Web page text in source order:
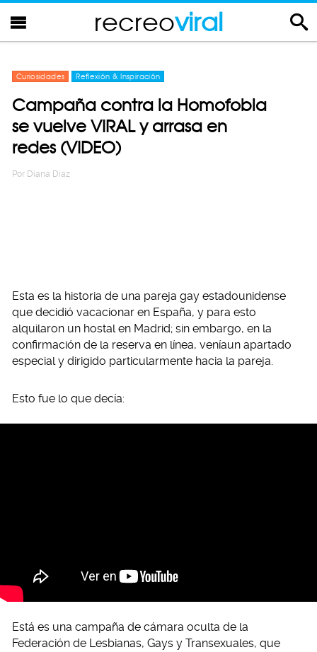
recreoviral
Curiosidades Reflexión & Inspiración
Campaña contra la Homofobia
se vuelve VIRAL y arrasa en
redes (VIDEO)
Por Diana Diaz
Esta es la historia de una pareja gay estadounidense
que decidió vacacionar en España, y para esto
alquilaron un hostal en Madrid; sin embargo, en la
confirmación de la reserva en línea, veníaun apartado
especial y dirigido particularmente hacia la pareja.
Esto fue lo que decía:
Está es una campaña de cámara oculta de la
Federación de Lesbianas, Gays y Transexuales, que